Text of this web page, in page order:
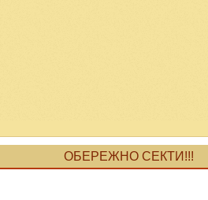
ОБЕРЕЖНО СЕКТИ!!!